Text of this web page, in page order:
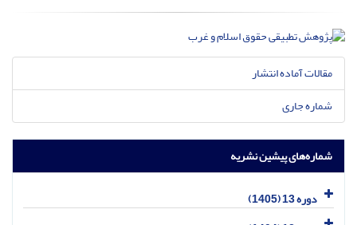
مقالات آماده انتشار
شماره جاری
شماره‌های پیشین نشریه
دوره 13 (1405)